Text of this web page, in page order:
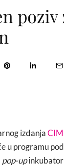
poziv
izdanja
u programu
pop-up